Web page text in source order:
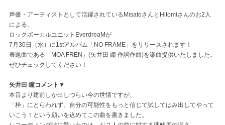
声優・アーティストとして活躍されているMisatoさんとHitomiさんのお2人
による、
ロックボーカルユニットEverdreaMが
7月30日（水）に1stアルバム「NO FRAME」をリリースされます！
表題曲である「MOA FREN」(矢井田 瞳 作詞作曲)を楽曲提供いたしました。
ぜひチェックしてください！
矢井田 瞳コメント▼
本音より建前しか出しづらい今の世情ですが、
「枠」にとらわれず、自分の可能性をもっと信じて試してはみ出してやって
いこう！という願いを込めてこの曲を書きました。